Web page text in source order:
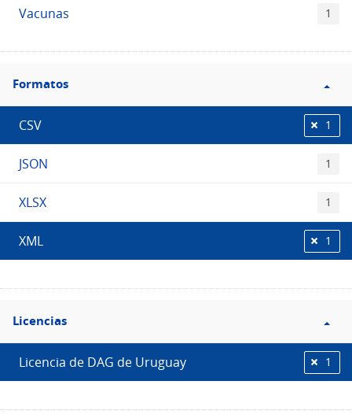
Vacunas 1
Filtro
Formatos
Formatos
CSV 1
JSON 1
XLSX 1
XML 1
Filtro
Licencias
Licencias
Licencia de DAG de Uruguay 1